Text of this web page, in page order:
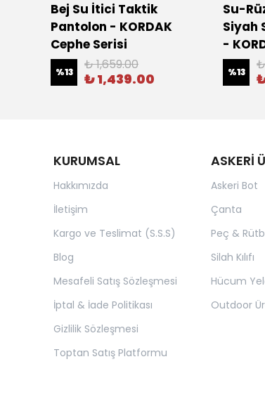
Bej Su İtici Taktik
Pantolon - KORDAK
Cephe Serisi
%13 ₺ 1,659.00
₺ 1,439.00
Su-
Siyah
-
%13
KURUMSAL
Hakkımızda
İletişim
Kargo ve Teslimat (S.S.S)
Blog
Mesafeli Satış Sözleşmesi
İptal & İade Politikası
Gizlilik Sözleşmesi
Toptan Satış Platformu
ASKERİ
Askeri Bot
Çanta
Peç &
Silah Kılıfı
Hücum
Outdoor